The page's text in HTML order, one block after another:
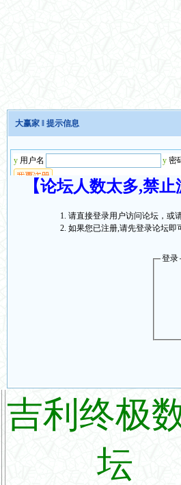
大赢家 ‖ 提示信息
【论坛人数太多,禁
请直接登录用户访问论坛，或
如果您已注册,请先登录论坛即
登录
吉利终极
坛